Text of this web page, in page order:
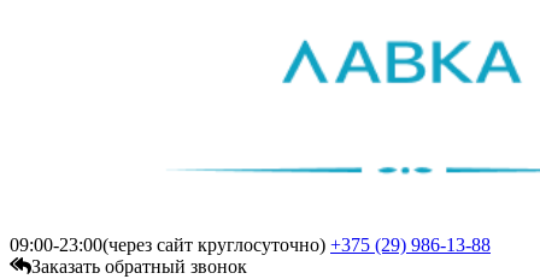
09:00-23:00(через сайт круглосуточно) +375 (29) 986-13-88
Заказать обратный звонок